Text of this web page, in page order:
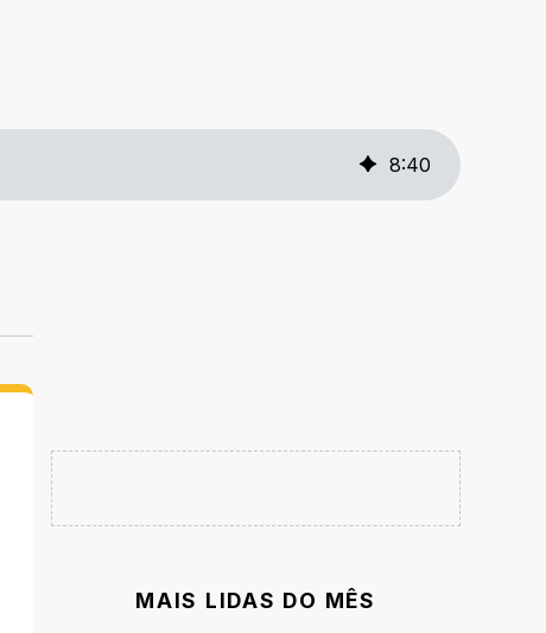
8:40
MAIS LIDAS DO MÊS